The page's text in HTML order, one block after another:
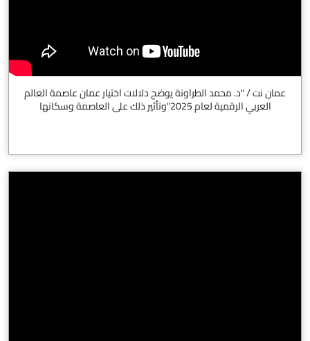
عمان نت / "د. محمد الطراونة يوضح دلالات اختيار عمان عاصمة العالم
العربي الرقمية لعام 2025"وتأثير ذلك على العاصمة وسكانها